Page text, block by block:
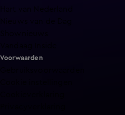
Voorwaarden